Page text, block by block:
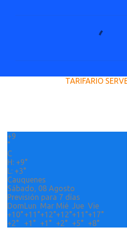
s
TARIFARIO
+9
°
C
H: +9°
L: +3°
Cauquenes
Sábado, 08 Agosto
Previsión para 7 días
DomLun Mar Mié Jue Vie
+10°+11°+12°+12°+11°+17°
+2° +1° +1° +2° +5° +8°